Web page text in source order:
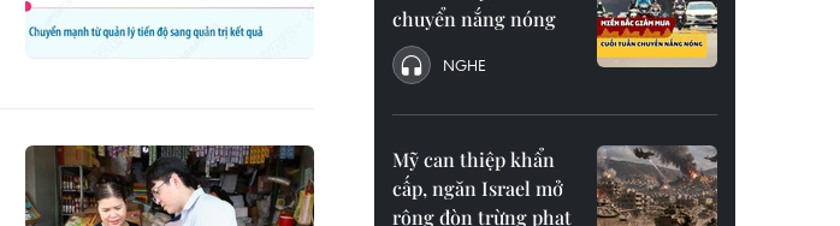
chuyển nắng nóng
NGHE
Mỹ can thiệp khẩn
cấp, ngăn Israel mở
rộng đòn trừng phạt